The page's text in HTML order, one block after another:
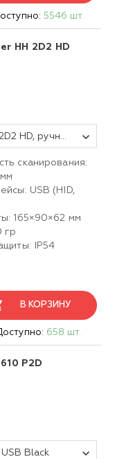
5546 шт.
HH 2D2 HD
Сканер штрих-кода POScenter HH 2D2 HD, ручной, USB, черный, с кабелем 2,0 м
сканирования:
USB (HID,
165×90×62 мм
гр
IP54
В КОРЗИНУ
658 шт.
P2D
Black